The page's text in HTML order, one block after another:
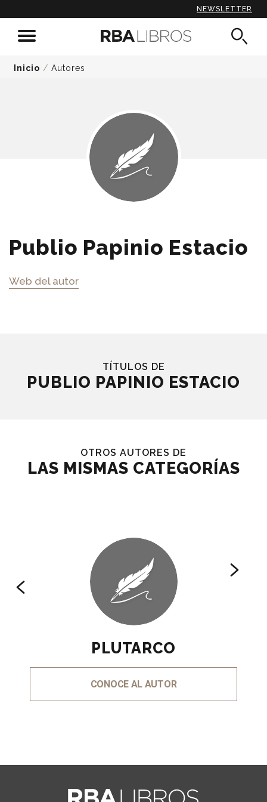
NEWSLETTER
Inicio / Autores
Publio Papinio Estacio
Web del autor
TÍTULOS DE
PUBLIO PAPINIO ESTACIO
OTROS AUTORES DE
LAS MISMAS CATEGORÍAS
PLUTARCO
CONOCE AL AUTOR